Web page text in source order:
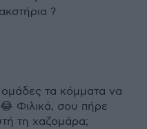
?
ομάδες τα κόμματα να
Φιλικά, σου πήρε
τη χαζομάρα;